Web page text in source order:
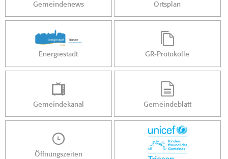
Gemeindenews Ortsplan
Energiestadt GR-Protokolle
Gemeindekanal Gemeindeblatt
Öffnungszeiten